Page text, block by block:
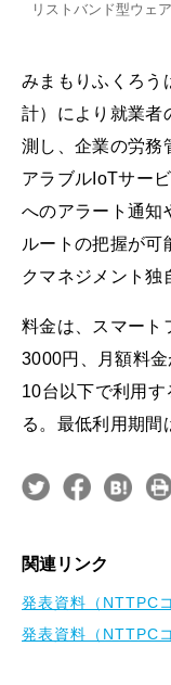
リストバンド型ウェ
みまもりふくろう
計）により就業者
測し、企業の労務
アラブルIoTサー
へのアラート通知
ルートの把握が可
クマネジメント独
料金は、スマート
3000円、月額料金
10台以下で利用
る。最低利用期間
関連リンク
発表資料（NTTPC
発表資料（NTTPC